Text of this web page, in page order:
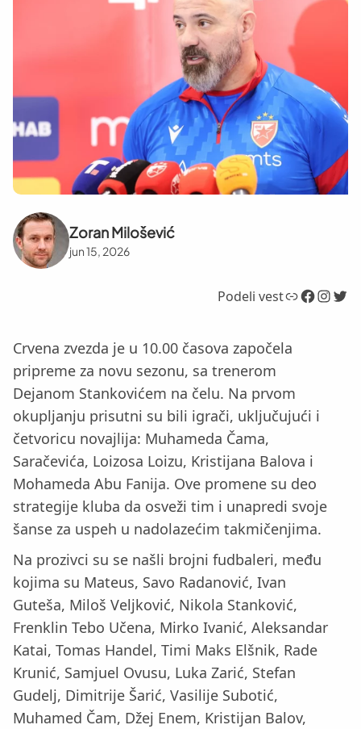
Zoran Milošević
jun 15, 2026
Podeli vestLink Facebook InstagramTwitter
Crvena zvezda je u 10.00 časova započela
pripreme za novu sezonu, sa trenerom
Dejanom Stankovićem na čelu. Na prvom
okupljanju prisutni su bili igrači, uključujući i
četvoricu novajlija: Muhameda Čama,
Saračevića, Loizosa Loizu, Kristijana Balova i
Mohameda Abu Fanija. Ove promene su deo
strategije kluba da osveži tim i unapredi svoje
šanse za uspeh u nadolazećim takmičenjima.
Na prozivci su se našli brojni fudbaleri, među
kojima su Mateus, Savo Radanović, Ivan
Guteša, Miloš Veljković, Nikola Stanković,
Frenklin Tebo Učena, Mirko Ivanić, Aleksandar
Katai, Tomas Handel, Timi Maks Elšnik, Rade
Krunić, Samjuel Ovusu, Luka Zarić, Stefan
Gudelj, Dimitrije Šarić, Vasilije Subotić,
Muhamed Čam, Džej Enem, Kristijan Balov,